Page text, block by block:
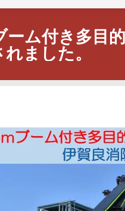
ーム付き多目
ました。